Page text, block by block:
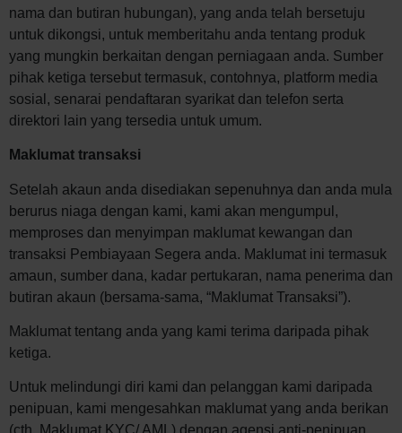
nama dan butiran hubungan), yang anda telah bersetuju
untuk dikongsi, untuk memberitahu anda tentang produk
yang mungkin berkaitan dengan perniagaan anda. Sumber
pihak ketiga tersebut termasuk, contohnya, platform media
sosial, senarai pendaftaran syarikat dan telefon serta
direktori lain yang tersedia untuk umum.
Maklumat transaksi
Setelah akaun anda disediakan sepenuhnya dan anda mula
berurus niaga dengan kami, kami akan mengumpul,
memproses dan menyimpan maklumat kewangan dan
transaksi Pembiayaan Segera anda. Maklumat ini termasuk
amaun, sumber dana, kadar pertukaran, nama penerima dan
butiran akaun (bersama-sama, “Maklumat Transaksi”).
Maklumat tentang anda yang kami terima daripada pihak
ketiga.
Untuk melindungi diri kami dan pelanggan kami daripada
penipuan, kami mengesahkan maklumat yang anda berikan